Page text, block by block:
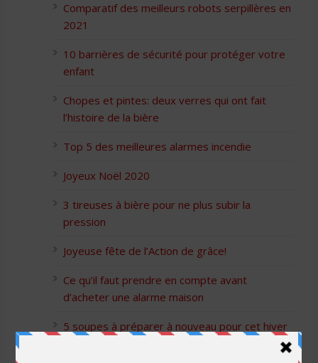
Comparatif des meilleurs robots serpillères en
2021
10 barrières de sécurité pour protéger votre
enfant
Chopes et pintes: deux verres qui ont fait
l’histoire de la bière
Top 5 des meilleures alarmes incendie
Joyeux Noël 2020
3 tireuses à bière pour ne plus subir la
pression
Joyeuse fête de l’Action de grâce!
Ce qu’il faut prendre en compte avant
d’acheter une alarme maison
5 soupes à préparer à nouveau pour cet hiver